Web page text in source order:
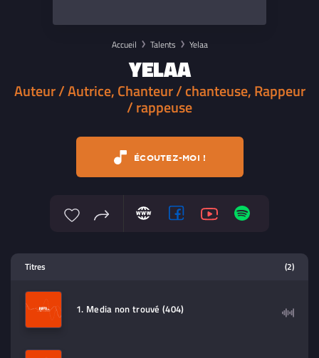
Accueil Talents Yelaa
YELAA
Auteur / Autrice, Chanteur / chanteuse, Rappeur
/ rappeuse
ÉCOUTEZ-MOI !
Titres (2)
1. Media non trouvé (404)